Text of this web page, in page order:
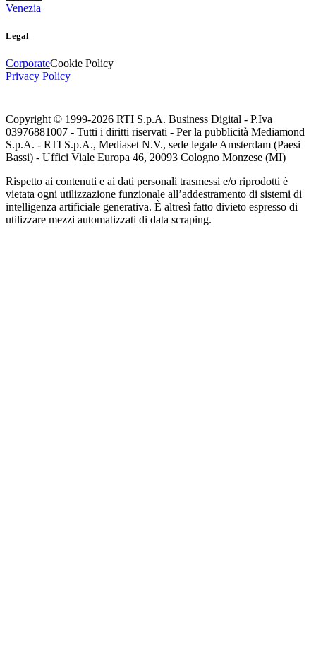
Venezia
Legal
CorporateCookie Policy
Privacy Policy
Copyright © 1999-2026 RTI S.p.A. Business Digital - P.Iva
03976881007 - Tutti i diritti riservati - Per la pubblicità Mediamond
S.p.A. - RTI S.p.A., Mediaset N.V., sede legale Amsterdam (Paesi
Bassi) - Uffici Viale Europa 46, 20093 Cologno Monzese (MI)
Rispetto ai contenuti e ai dati personali trasmessi e/o riprodotti è
vietata ogni utilizzazione funzionale all’addestramento di sistemi di
intelligenza artificiale generativa. È altresì fatto divieto espresso di
utilizzare mezzi automatizzati di data scraping.